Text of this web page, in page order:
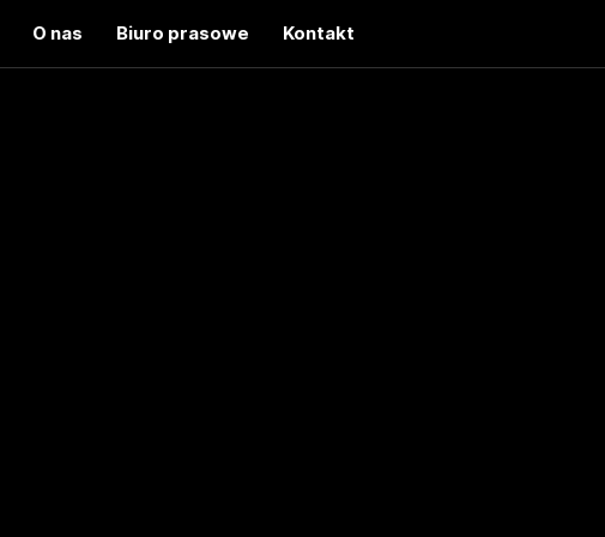
O nas Biuro prasowe Kontakt